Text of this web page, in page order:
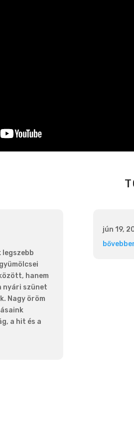
legszebb
hanem
nyári szünet
Nagy öröm
a hit és a
jún 19,